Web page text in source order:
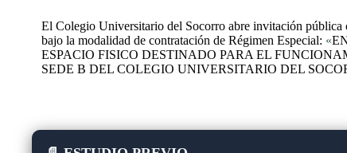
El Colegio Universitario del Socorro abre invitación
bajo la modalidad de contratación de Régimen Especial: «
ESPACIO FISICO DESTINADO PARA EL
SEDE B DEL COLEGIO UNIVERSITARIO DEL